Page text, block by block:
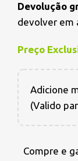
Devolução
devolver em
Preço
Adicione
(Valido
Compre e